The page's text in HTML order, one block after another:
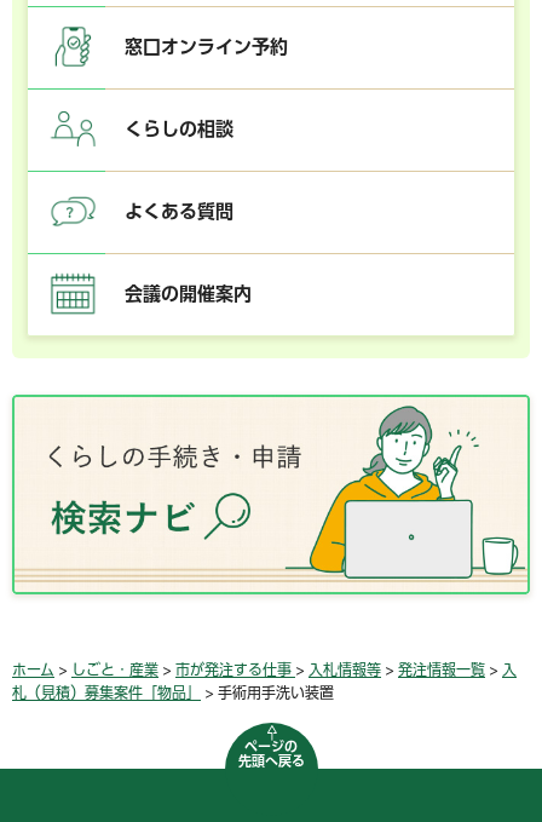
窓口オンライン予約
くらしの相談
よくある質問
会議の開催案内
ホーム > しごと・産業 > 市が発注する仕事 > 入札情報等 > 発注情報一覧 > 入
札（見積）募集案件「物品」
> 手術用手洗い装置
ページの
先頭へ戻る